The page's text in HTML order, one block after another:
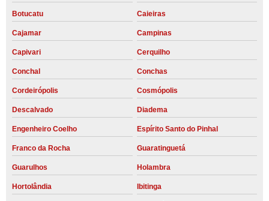
Botucatu Caieiras
Cajamar Campinas
Capivari Cerquilho
Conchal Conchas
Cordeirópolis Cosmópolis
Descalvado Diadema
Engenheiro Coelho Espírito Santo do Pinhal
Franco da Rocha Guaratinguetá
Guarulhos Holambra
Hortolândia Ibitinga